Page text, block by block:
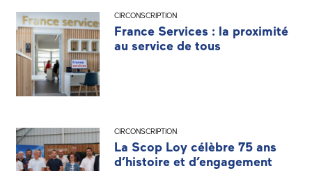
CIRCONSCRIPTION
France Services : la proximité
au service de tous
CIRCONSCRIPTION
La Scop Loy célèbre 75 ans
d’histoire et d’engagement